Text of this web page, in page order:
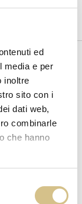
ed
media e per
inoltre
sito con i
dati web,
combinarle
che hanno